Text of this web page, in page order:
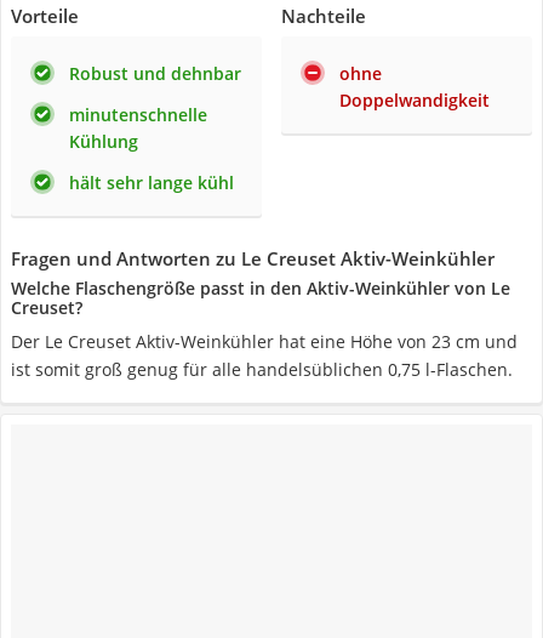
Vorteile
Robust und dehnbar
minutenschnelle
Kühlung
hält sehr lange kühl
Nachteile
ohne
Doppelwandigkeit
Fragen und Antworten zu Le Creuset Aktiv-Weinkühler
Welche Flaschengröße passt in den Aktiv-Weinkühler von Le
Creuset?
Der Le Creuset Aktiv-Weinkühler hat eine Höhe von 23 cm und
ist somit groß genug für alle handelsüblichen 0,75 l-Flaschen.